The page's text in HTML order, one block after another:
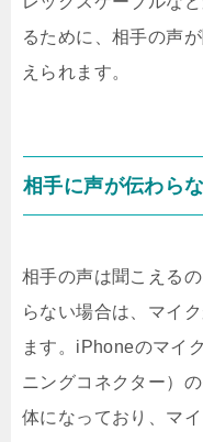
るために、相手の声
えられます。
相手に声が伝わら
相手の声は聞こえる
らない場合は、マイ
ます。iPhoneのマイ
ニングコネクター）
体になっており、マ